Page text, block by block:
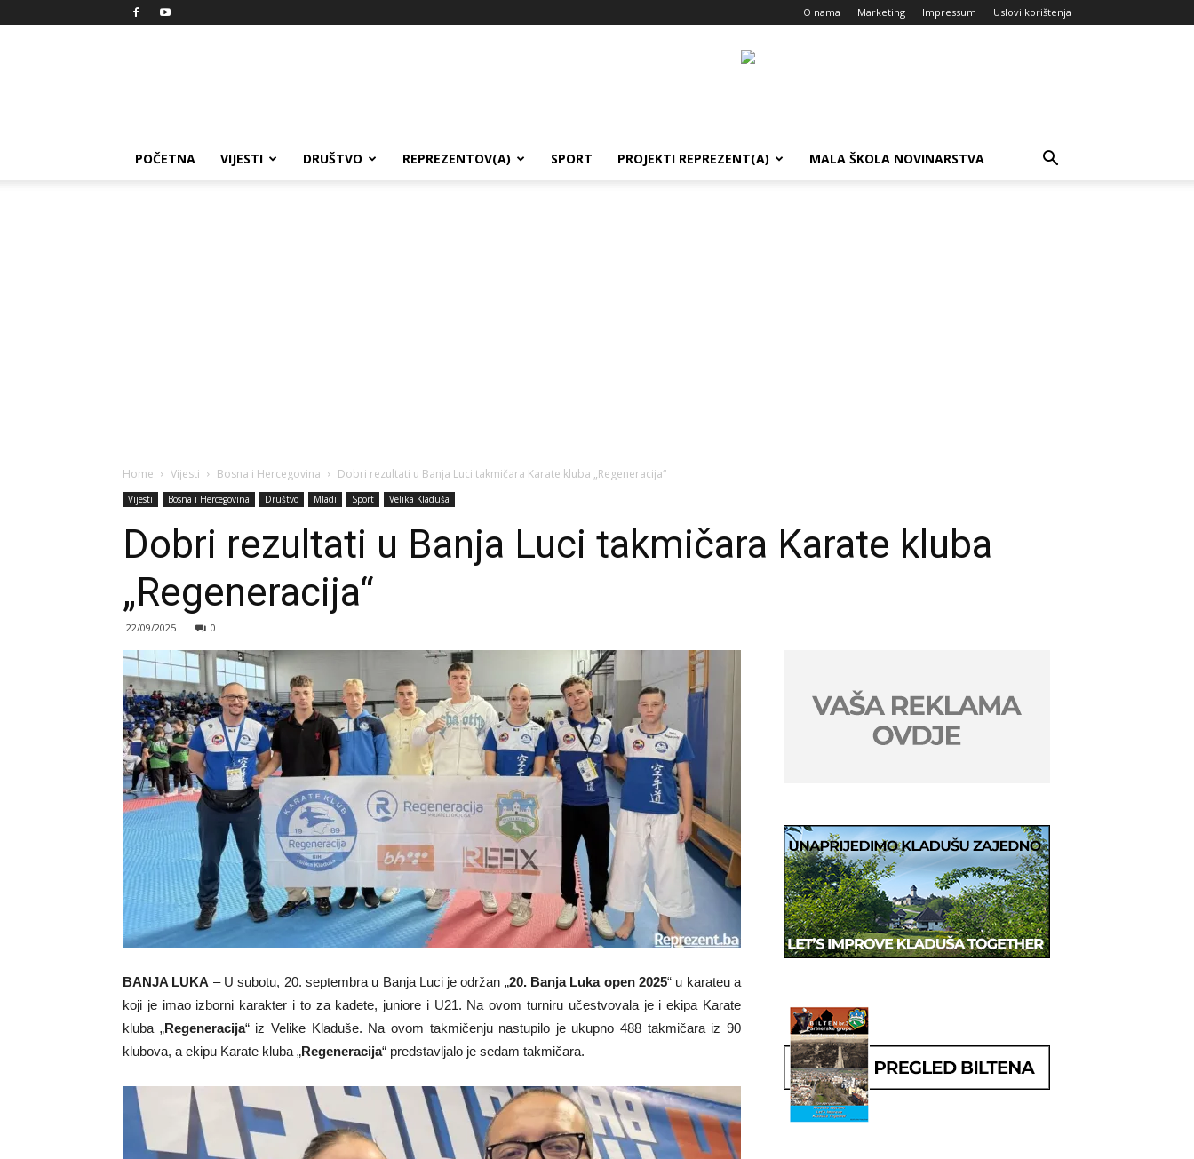
O nama Marketing Impressum Uslovi korištenja
POČETNA VIJESTI DRUŠTVO REPREZENTOV(A) SPORT PROJEKTI REPREZENT(A) MALA ŠKOLA NOVINARSTVA
Home Vijesti Bosna i Hercegovina Dobri rezultati u Banja Luci takmičara Karate kluba „Regeneracija“
Vijesti Bosna i Hercegovina Društvo Mladi Sport Velika Kladuša
Dobri rezultati u Banja Luci takmičara Karate kluba
„Regeneracija“
22/09/2025 0
BANJA LUKA – U subotu, 20. septembra u Banja Luci je održan „20. Banja Luka open 2025“ u karateu a
koji je imao izborni karakter i to za kadete, juniore i U21. Na ovom turniru učestvovala je i ekipa Karate
kluba „Regeneracija“ iz Velike Kladuše. Na ovom takmičenju nastupilo je ukupno 488 takmičara iz 90
klubova, a ekipu Karate kluba „Regeneracija“ predstavljalo je sedam takmičara.